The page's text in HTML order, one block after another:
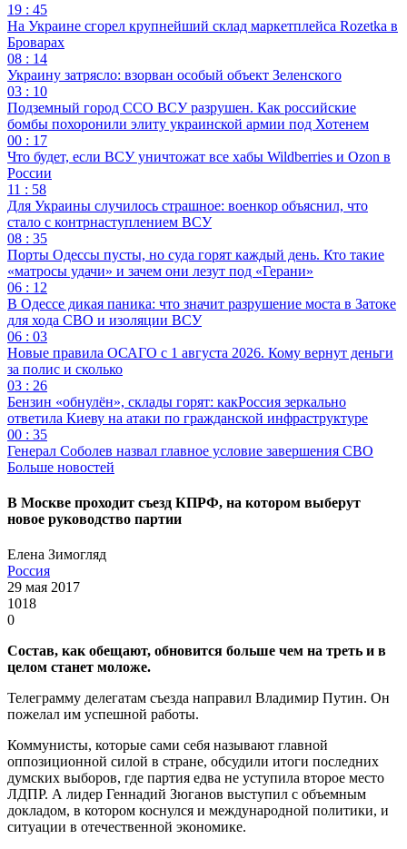
19 : 45
На Украине сгорел крупнейший склад маркетплейса Rozetka в
Броварах
08 : 14
Украину затрясло: взорван особый объект Зеленского
03 : 10
Подземный город ССО ВСУ разрушен. Как российские
бомбы похоронили элиту украинской армии под Хотенем
00 : 17
Что будет, если ВСУ уничтожат все хабы Wildberries и Ozon в
России
11 : 58
Для Украины случилось страшное: военкор объяснил, что
стало с контрнаступлением ВСУ
08 : 35
Порты Одессы пусты, но суда горят каждый день. Кто такие
«матросы удачи» и зачем они лезут под «Герани»
06 : 12
В Одессе дикая паника: что значит разрушение моста в Затоке
для хода СВО и изоляции ВСУ
06 : 03
Новые правила ОСАГО с 1 августа 2026. Кому вернут деньги
за полис и сколько
03 : 26
Бензин «обнулён», склады горят: какРоссия зеркально
ответила Киеву на атаки по гражданской инфраструктуре
00 : 35
Генерал Соболев назвал главное условие завершения СВО
Больше новостей
В Москве проходит съезд КПРФ, на котором выберут
новое руководство партии
Елена Зимогляд
Россия
29 мая 2017
1018
0
Состав, как обещают, обновится больше чем на треть и в
целом станет моложе.
Телеграмму делегатам съезда направил Владимир Путин. Он
пожелал им успешной работы.
Коммунисты, которые сами себя называют главной
оппозиционной силой в стране, обсудили итоги последних
думских выборов, где партия едва не уступила второе место
ЛДПР. А лидер Геннадий Зюганов выступил с объемным
докладом, в котором коснулся и международной политики, и
ситуации в отечественной экономике.